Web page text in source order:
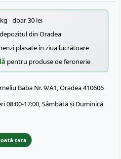
- doar 30 lei
din Oradea
plasate în ziua lucrătoare
pentru produse de feronerie
Baba Nr. 9/A1, Oradea 410606
08:00-17:00, Sâmbătă și Duminică
țara